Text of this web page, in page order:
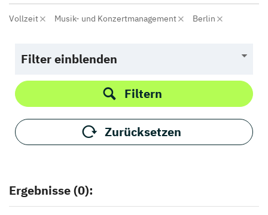
Vollzeit Musik- und Konzertmanagement Berlin
Filter einblenden
Filtern
Zurücksetzen
Ergebnisse (0):